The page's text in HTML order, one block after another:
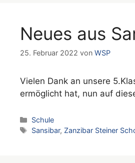
Neues aus
25. Februar 2022 von WSP
Vielen Dank an unsere
ermöglicht hat, nun auf
Kategorien
Schule
Schlagwörter
Sansibar, Zanzibar Steiner